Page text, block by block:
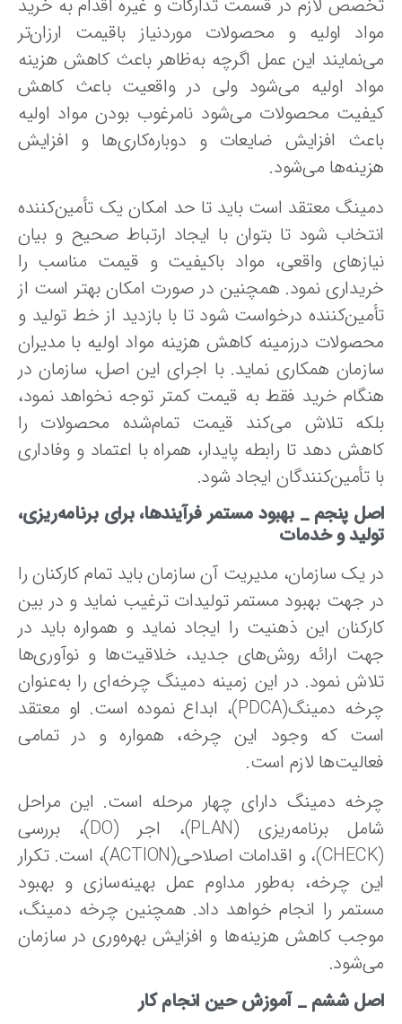
لازم‌ در قسمت‌ تدارکات‌ و غیره‌ اقدام‌ به‌ خرید
اولیه‌ و محصولات‌ موردنیاز باقیمت‌ ارزان‌تر
این‌ عمل‌ اگرچه‌ به‌ظاهر باعث کاهش‌ هزینه‌
اولیه‌ می‌شود ولی‌ در واقعیت باعث‌ کاهش‌
محصولات‌ می‌شود نامرغوب‌ بودن‌ مواد اولیه‌
افزایش‌ ضایعات‌ و دوباره‌کاری‌ها و افزایش‌
می‌شود.
معتقد است باید تا حد امکان‌ یک‌ تأمین‌کننده‌
شود تا بتوان‌ با ایجاد ارتباط صحیح‌ و بیان‌
واقعی، مواد باکیفیت‌ و قیمت‌ مناسب‌ را
نمود. همچنین‌ در صورت‌ امکان‌ بهتر است‌ از
درخواست شود تا با بازدید از خط‌ تولید و
درزمینه‌ کاهش‌ هزینه‌ مواد اولیه‌ با مدیران‌
همکاری‌ نماید. با اجرای‌ این‌ اصل‌، سازمان در
خرید فقط‌ به‌ قیمت‌ کمتر توجه‌ نخواهد نمود،‌
تلاش می‌کند قیمت‌ تمام‌شده‌ محصولات را
دهد تا رابطه‌ پایدار، همراه‌ با اعتماد و وفاداری‌
تأمین‌کنندگان‌ ایجاد شود.
پنجم _بهبود مستمر فرآیندها، برای برنامه‌ریزی،‌
و خدمات‌
یک سازمان، مدیریت‌ آن سازمان باید تمام‌ کارکنان‌ را
جهت‌ بهبود مستمر تولیدات‌ ترغیب‌ نماید و در بین‌
این‌ ذهنیت‌ را ایجاد نماید و همواره‌ باید در
ارائه‌ روش‌های‌ جدید، خلاقیت‌ها و نوآوری‌ها
نمود. در این‌ زمینه‌ دمینگ‌ چرخه‌ای‌ را به‌عنوان‌
چرخه‌ دمینگ‌(PDCA)، ابداع نموده است. او معتقد
که وجود این چرخه،‌ همواره‌ و در تمامی‌
لازم‌ است‌.
دمینگ دارای چهار مرحله است. این مراحل
شامل برنامه‌ریزی (PLAN)، اجر (DO)، بررسی
‌(CHECK)، و اقدامات‌ اصلاحی(ACTION)، است. تکرار
چرخه، به‌طور مداوم‌ عمل‌ بهینه‌سازی‌ و بهبود
را انجام خواهد داد. همچنین چرخه دمینگ،
کاهش‌ هزینه‌ها و افزایش‌ بهره‌وری‌ در سازمان
ششم _آموزش حین انجام کار